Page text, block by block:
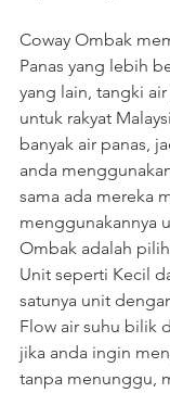
Coway Ombak
Panas yang lebih
yang lain, tangki air
untuk rakyat
banyak air panas,
anda
sama ada mereka
menggunakannya
Ombak adalah
Unit seperti Kecil
satunya unit
Flow air suhu bilik
jika anda ingin
tanpa menunggu,